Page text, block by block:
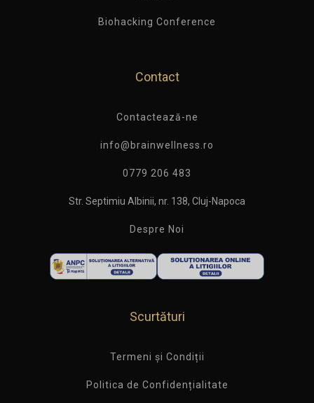
Biohacking Conference
Contact
Contactează-ne
info@brainwellness.ro
0779 206 483
Str. Septimiu Albinii, nr. 138, Cluj-Napoca
Despre Noi
Scurtături
Termeni și Condiții
Politica de Confidențialitate